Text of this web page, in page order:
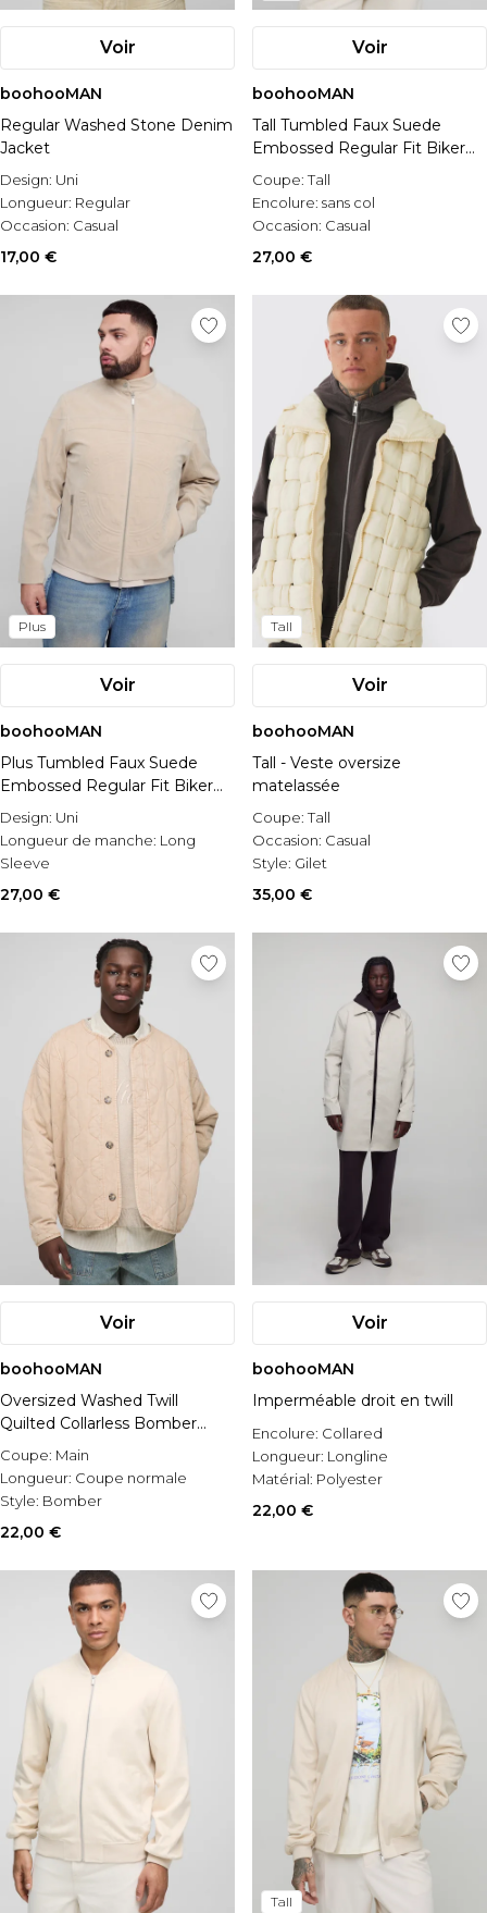
Voir
boohooMAN
Regular Washed Stone Denim
Jacket
Design: Uni
Longueur: Regular
Occasion: Casual
17,00 €
Voir
boohooMAN
Tall Tumbled Faux Suede
Embossed Regular Fit Biker
Jacket
Coupe:Tall
Encolure: sans col
Occasion: Casual
27,00 €
Plus
Voir
boohooMAN
Plus Tumbled Faux Suede
Embossed Regular Fit Biker
Jacket
Design: Uni
Longueur de manche: Long
Sleeve
Matérial:
27,00 €
Tall
Voir
boohooMAN
Tall - Veste oversize
matelassée
Coupe:Tall
Occasion: Casual
Style: Gilet
35,00 €
Voir
boohooMAN
Oversized Washed Twill
Quilted Collarless Bomber
Jacket
Coupe: Main
Longueur: Coupe normale
Style: Bomber
22,00 €
Voir
boohooMAN
Imperméable droit en twill
Encolure: Collared
Longueur: Longline
Matérial: Polyester
22,00 €
Tall